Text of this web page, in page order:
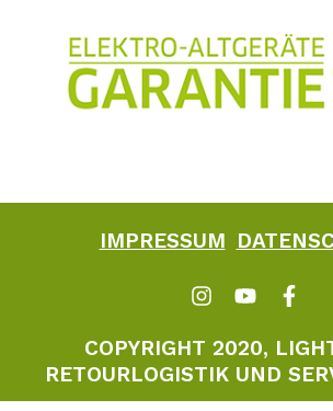
IMPRESSUM
COPYRIGHT 2020,
RETOURLOGISTIK UND